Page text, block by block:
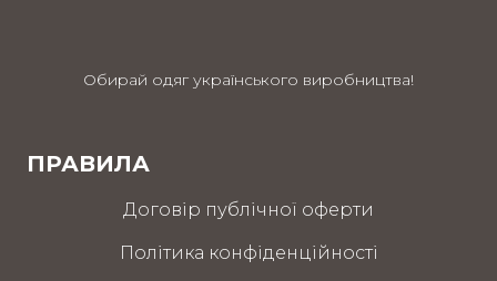
Обирай одяг українського виробництва!
ПРАВИЛА
Договір публічної оферти
Політика конфіденційності